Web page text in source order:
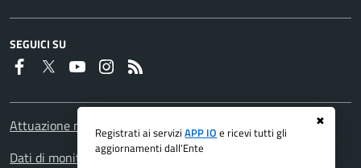
✖
Registrati ai serviziAPP IO e ricevi tutti gli
aggiornamenti dall'Ente
SEGUICI SU
Faceboook
Twitter YoutubeInstagram
Attuazione misure PNRR
Dati di monitoraggio